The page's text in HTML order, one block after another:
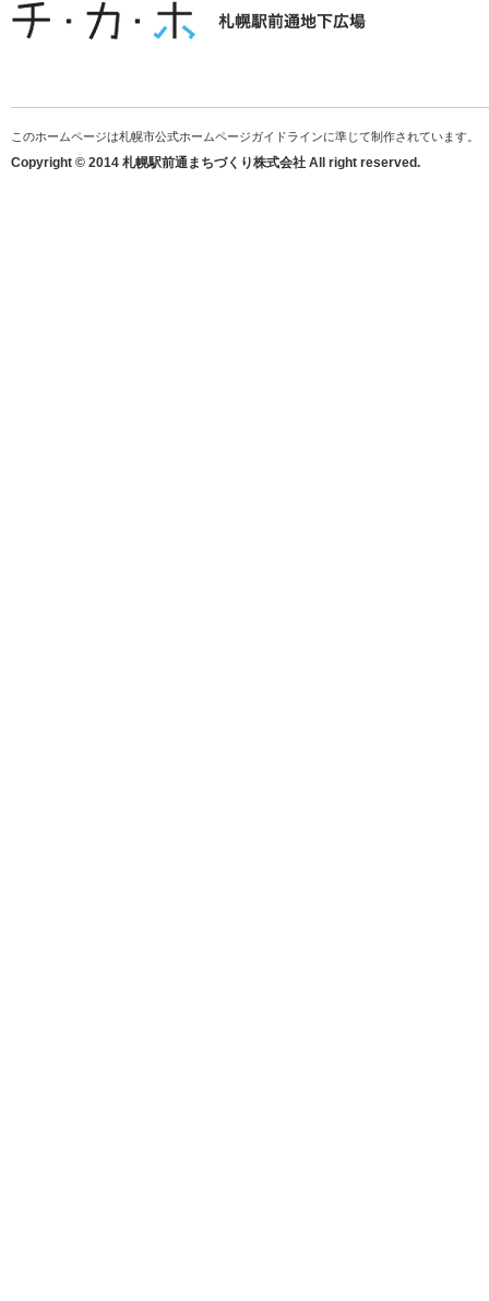
このホームページは札幌市公式ホームページガイドラインに準じて制作されています。
Copyright © 2014 札幌駅前通まちづくり株式会社 All right reserved.